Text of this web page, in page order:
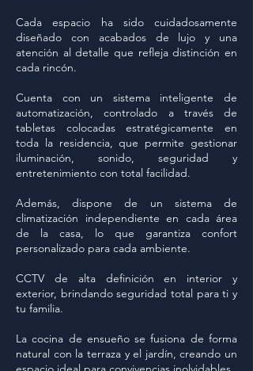
Cada espacio ha sido cuidadosamente
diseñado con acabados de lujo y una
atención al detalle que refleja distinción en
cada rincón.
Cuenta con un sistema inteligente de
automatización, controlado a través de
tabletas colocadas estratégicamente en
toda la residencia, que permite gestionar
iluminación, sonido, seguridad y
entretenimiento con total facilidad.
Además, dispone de un sistema de
climatización independiente en cada área
de la casa, lo que garantiza confort
personalizado para cada ambiente.
CCTV de alta definición en interior y
exterior, brindando seguridad total para ti y
tu familia.
La cocina de ensueño se fusiona de forma
natural con la terraza y el jardín, creando un